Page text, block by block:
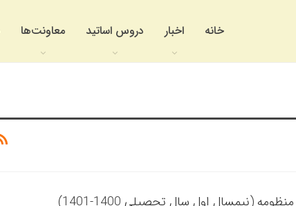
خانه اخبار دروس اساتید معاونت‌ها
(نیمسال اول سال تحصیلی 1400-1401)